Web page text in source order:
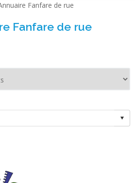
Fanfare de rue
Fanfare de rue